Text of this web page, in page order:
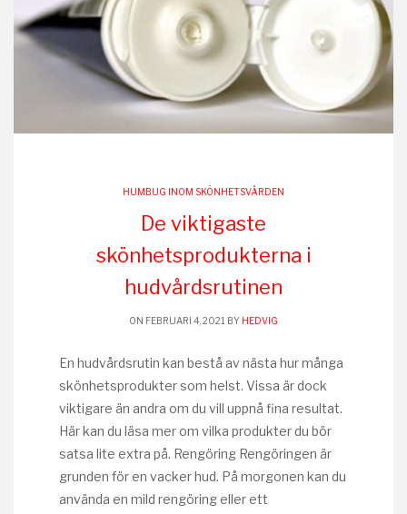
HUMBUG INOM SKÖNHETSVÅRDEN
De viktigaste
skönhetsprodukterna i
hudvårdsrutinen
ON FEBRUARI 4, 2021 BY HEDVIG
En hudvårdsrutin kan bestå av nästa hur många
skönhetsprodukter som helst. Vissa är dock
viktigare än andra om du vill uppnå fina resultat.
Här kan du läsa mer om vilka produkter du bör
satsa lite extra på. Rengöring Rengöringen är
grunden för en vacker hud. På morgonen kan du
använda en mild rengöring eller ett